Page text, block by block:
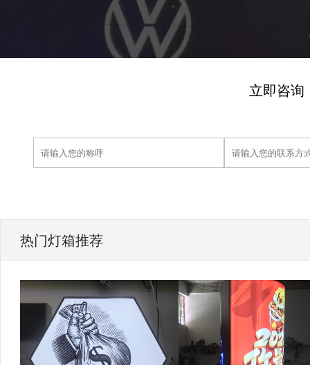
立即咨询
热门灯箱推荐